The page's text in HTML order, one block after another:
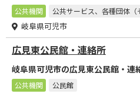
公共機関 公共サービス、各種団体（
岐阜県可児市
広見東公民館・連絡所
岐阜県可児市の広見東公民館・連
公共機関 公民館